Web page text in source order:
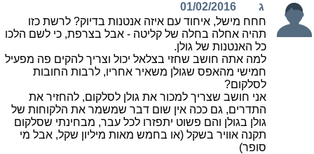
ג
01/02/2016
חחח מישל, איחוד עם איזה אנטנות בדיוק? לרשת כזו
תהיה אחלה בחלה של קליטה - אבל בצרפת, כי לשם הלכו
כל האנטנות של גולן.
למה אתה חושב שחזי בצלאל יכול וצריך להקים פה מפעיל
חמישי מהאפס שגולן משאיר אחריו, לרבות החובות
לסלקום?
אני חושב שצריך למכור את גולן לסלקום, להחזיר את
התדרים, גם ככה אין שום דבר שמשמר את הלקוחות של
גולן בגולן והם פשוט יתפזרו לכל עבר, מבחינתי שסלקום
תקנה אוויר בשקל (או בחמש מאות מיליון שקל, אבל מי
סופר)